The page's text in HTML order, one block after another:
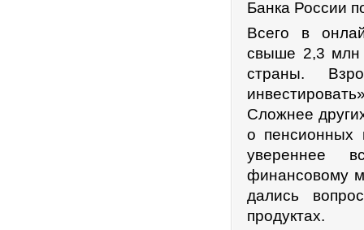
Банка России
Всего в
свыше 2,3 млн
страны.
Сложнее
о пенсионных
увереннее
финансовому
дались
продуктах.